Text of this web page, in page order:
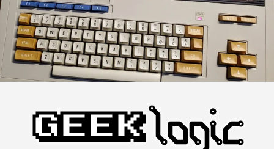
Skip
to
content